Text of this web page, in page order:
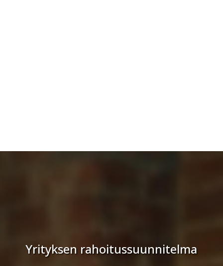
Yrityksen rahoitussuunnitelma